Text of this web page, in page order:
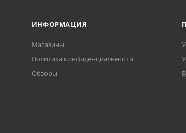
ИНФОРМАЦИЯ
Магазины
Политика конфиденциальности
Обзоры